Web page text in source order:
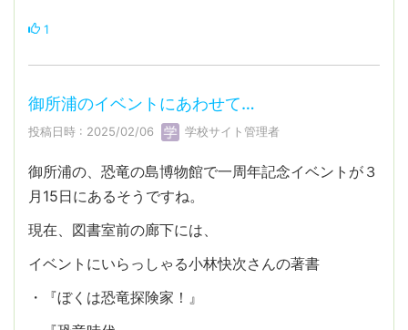
1
御所浦のイベントにあわせて…
投稿日時 : 2025/02/06 学校サイト管理者
御所浦の、恐竜の島博物館で一周年記念イベントが３
月15日にあるそうですね。
現在、図書室前の廊下には、
イベントにいらっしゃる小林快次さんの著書
・『ぼくは恐竜探険家！』